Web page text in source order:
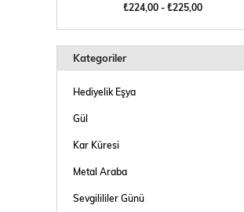
₺224,00 - ₺225,00
Kategoriler
Hediyelik Eşya
Gül
Kar Küresi
Metal Araba
Sevgilililer Günü